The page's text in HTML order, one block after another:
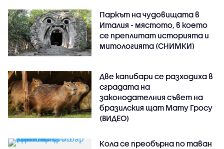
Паркът на чудовищата в
Италия - мястото, в което
се преплитат историята и
митологията (СНИМКИ)
Две капибари се разходиха в
сградата на
законодателния съвет на
бразилския щат Мату Гросу
(ВИДЕО)
Кола се преобърна по таван